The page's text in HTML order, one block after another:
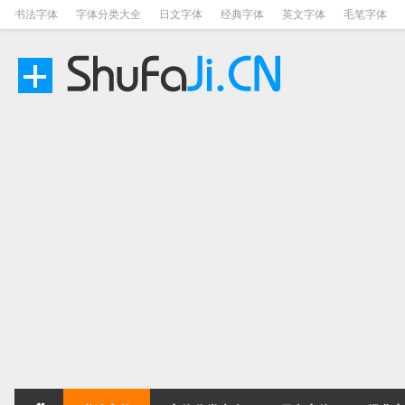
书法字体 字体分类大全 日文字体 经典字体 英文字体 毛笔字体